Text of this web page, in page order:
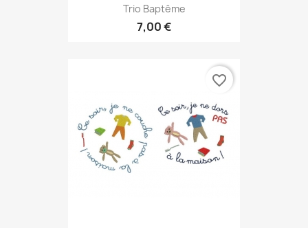
Trio Baptême
7,00 €
favorite_border